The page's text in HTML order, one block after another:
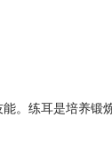
。练耳是培养锻